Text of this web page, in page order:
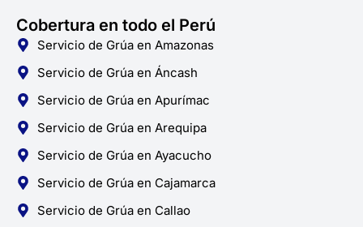
Cobertura en todo el Perú
Servicio de Grúa en Amazonas
Servicio de Grúa en Áncash
Servicio de Grúa en Apurímac
Servicio de Grúa en Arequipa
Servicio de Grúa en Ayacucho
Servicio de Grúa en Cajamarca
Servicio de Grúa en Callao